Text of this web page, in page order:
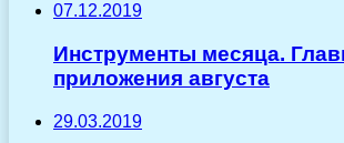
07.12.2019
Инструменты месяца.
приложения августа
29.03.2019